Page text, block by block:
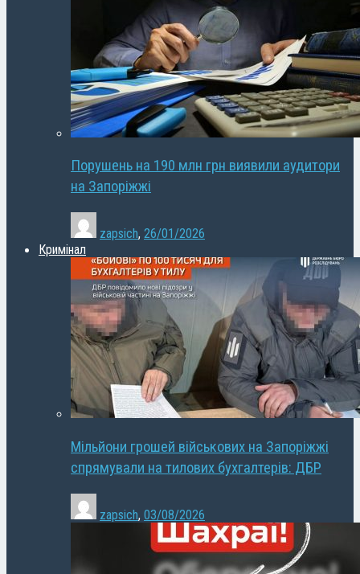
Порушень на 190 млн грн виявили аудитори
на Запоріжжі
zapsich, 26/01/2026
Кримінал
Мільйони грошей військових на Запоріжжі
спрямували на тилових бухгалтерів: ДБР
zapsich, 03/08/2026